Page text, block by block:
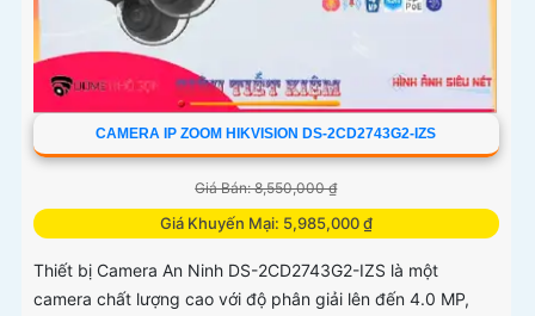
CAMERA IP ZOOM HIKVISION DS-2CD2743G2-IZS
Giá Bán: 8,550,000 ₫
Giá Khuyến Mại: 5,985,000 ₫
Thiết bị Camera An Ninh DS-2CD2743G2-IZS là một
camera chất lượng cao với độ phân giải lên đến 4.0 MP,